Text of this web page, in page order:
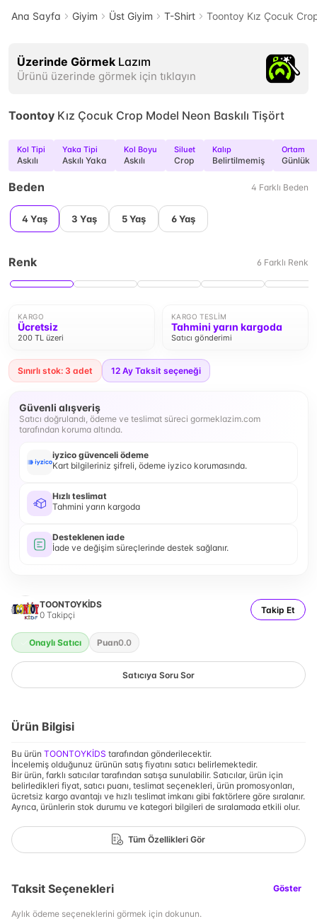
Ana Sayfa Giyim Üst Giyim T-Shirt Toontoy Kız Çocuk
Üzerinde Görmek Lazım
Ürünü üzerinde görmek için tıklayın
Toontoy Kız Çocuk Crop Model Neon Baskılı Tişört
Kol Tipi
Askılı
Yaka Tipi
Askılı Yaka
Kol Boyu
Askılı
Siluet
Crop
Kalıp
Belirtilmemiş
Ortam
Günlük
Beden 4 Farklı Beden
4 Yaş 3 Yaş 5 Yaş 6 Yaş
Renk 6 Farklı Renk
KARGO
Ücretsiz
200 TL üzeri
KARGO TESLIM
Tahmini yarın kargoda
Satıcı gönderimi
Sınırlı stok: 3 adet 12 Ay Taksit seçeneği
Güvenli alışveriş
Satıcı doğrulandı, ödeme ve teslimat süreci gormeklazim.com
tarafından koruma altında.
iyzico güvenceli ödeme
Kart bilgileriniz şifreli, ödeme iyzico korumasında.
Hızlı teslimat
Tahmini yarın kargoda
Desteklenen iade
İade ve değişim süreçlerinde destek sağlanır.
TOONTOYKİDS
0 Takipçi Takip Et
Onaylı Satıcı Puan0.0
Satıcıya Soru Sor
Ürün Bilgisi
Bu ürün TOONTOYKİDS tarafından gönderilecektir.
İncelemiş olduğunuz ürünün satış fiyatını satıcı belirlemektedir.
Bir ürün, farklı satıcılar tarafından satışa sunulabilir. Satıcılar, ürün için
belirledikleri fiyat, satıcı puanı, teslimat seçenekleri, ürün promosyonları,
ücretsiz kargo avantajı ve hızlı teslimat imkanı gibi faktörlere göre sıralanır.
Ayrıca, ürünlerin stok durumu ve kategori bilgileri de sıralamada etkili olur.
Tüm Özellikleri Gör
Taksit Seçenekleri Göster
Aylık ödeme seçeneklerini görmek için dokunun.